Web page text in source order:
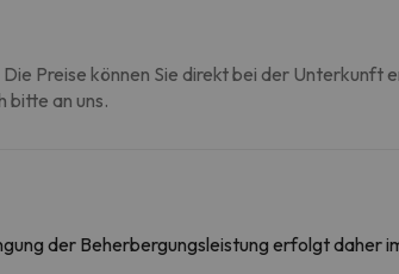
Preise können Sie direkt bei der Unterkunft
bitte an uns.
der Beherbergungsleistung erfolgt daher